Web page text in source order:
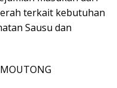
terkait kebutuhan
Sausu dan